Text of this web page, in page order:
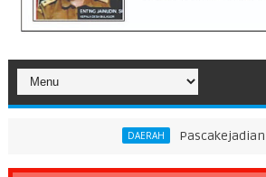
Pascakejadian Insiden